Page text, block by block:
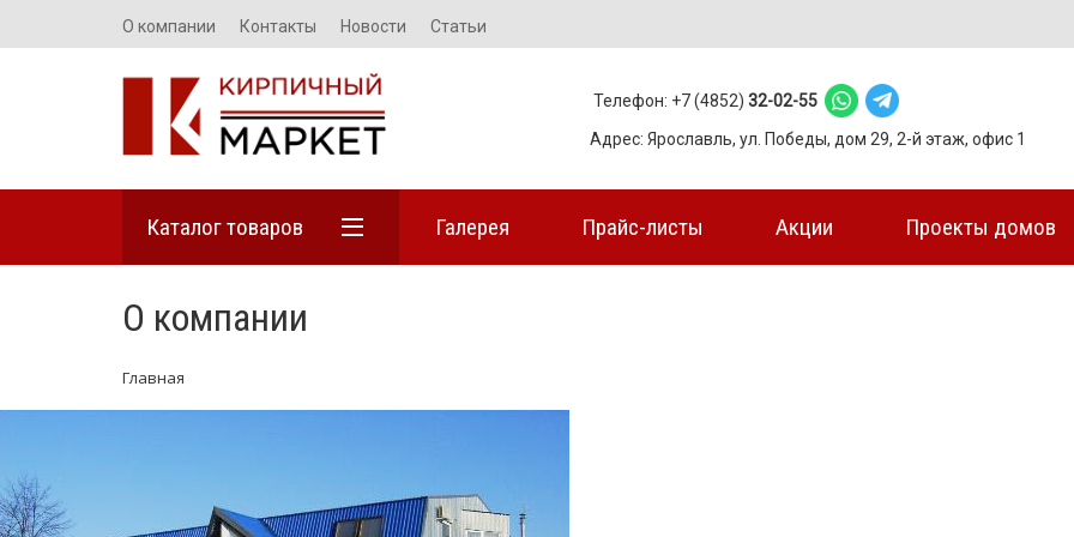
О компании Контакты Новости Статьи
Телефон: +7 (4852) 32-02-55
Адрес: Ярославль, ул. Победы, дом 29, 2-й этаж, офис 1
Каталог товаров Галерея Прайс-листы Акции Проекты домов
О компании
Главная